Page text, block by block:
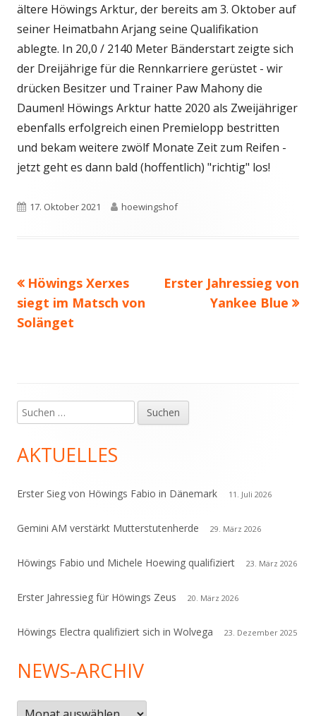
ältere Höwings Arktur, der bereits am 3. Oktober auf
seiner Heimatbahn Arjang seine Qualifikation
ablegte. In 20,0 / 2140 Meter Bänderstart zeigte sich
der Dreijährige für die Rennkarriere gerüstet - wir
drücken Besitzer und Trainer Paw Mahony die
Daumen! Höwings Arktur hatte 2020 als Zweijähriger
ebenfalls erfolgreich einen Premielopp bestritten
und bekam weitere zwölf Monate Zeit zum Reifen -
jetzt geht es dann bald (hoffentlich) "richtig" los!
Veröffentlicht
17. Oktober 2021 Autor
hoewingshof
Beitragsnavigation
Vorheriger
Beitrag:
Höwings Xerxes
siegt im Matsch von
Solänget
Nächster
Beitrag
Erster Jahressieg von
Yankee Blue
Haupt-
Seitenleiste
Suchen
nach:
AKTUELLES
Erster Sieg von Höwings Fabio in Dänemark 11. Juli 2026
Gemini AM verstärkt Mutterstutenherde 29. März 2026
Höwings Fabio und Michele Hoewing qualifiziert 23. März 2026
Erster Jahressieg für Höwings Zeus 20. März 2026
Höwings Electra qualifiziert sich in Wolvega 23. Dezember 2025
NEWS-ARCHIV
News-